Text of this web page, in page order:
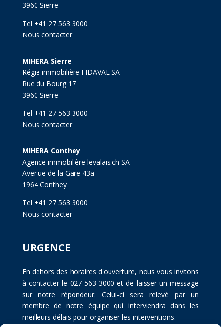
3960 Sierre
Tel +41 27 563 3000
Nous contacter
MIHERA Sierre
Régie immobilière FIDAVAL SA
Rue du Bourg 17
3960 Sierre
Tel +41 27 563 3000
Nous contacter
MIHERA Conthey
Agence immobilière levalais.ch SA
Avenue de la Gare 43a
1964 Conthey
Tel +41 27 563 3000
Nous contacter
URGENCE
En dehors des horaires d'ouverture, nous vous invitons
à contacter le 027 563 3000 et de laisser un message
sur notre répondeur. Celui-ci sera relevé par un
membre de notre équipe qui interviendra dans les
meilleurs délais pour organiser les interventions.